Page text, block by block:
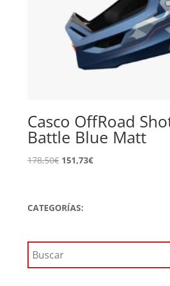
Casco OffRoad
Battle Blue Matt
178,50€ El
era:
151,73€El
CATEGORÍAS: